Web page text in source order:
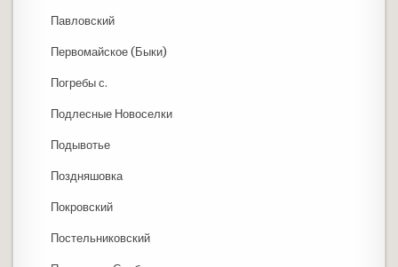
Павловский
Первомайское (Быки)
Погребы с.
Подлесные Новоселки
Подывотье
Поздняшовка
Покровский
Постельниковский